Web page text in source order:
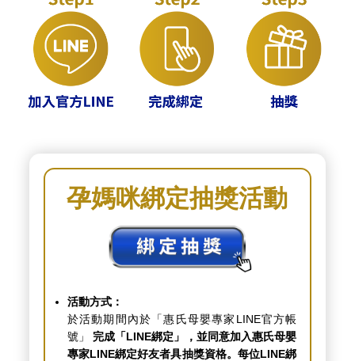
孕媽咪綁定抽獎活動
活動方式：
於活動期間內於「惠氏母嬰專家LINE官方帳
號」 完成「LINE綁定」，並同意加入惠氏母嬰
專家LINE綁定好友者具抽獎資格。每位LINE綁